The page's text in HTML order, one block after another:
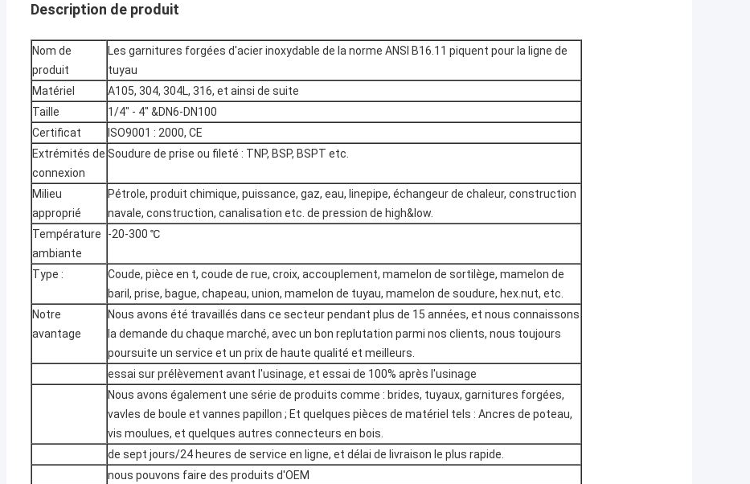
Description de produit
Nom de
produit
Les garnitures forgées d'acier inoxydable de la norme ANSI B16.11 piquent pour la ligne de
tuyau
Matériel
A105, 304, 304L, 316, et ainsi de suite
Taille
1/4" - 4" &DN6-DN100
Certificat
ISO9001 : 2000, CE
Extrémités de
connexion
Soudure de prise ou fileté : TNP, BSP, BSPT etc.
Milieu
approprié
Pétrole, produit chimique, puissance, gaz, eau, linepipe, échangeur de chaleur, construction
navale, construction, canalisation etc. de pression de high&low.
Température
ambiante
-20-300 ℃
Type :
Coude, pièce en t, coude de rue, croix, accouplement, mamelon de sortilège, mamelon de
baril, prise, bague, chapeau, union, mamelon de tuyau, mamelon de soudure, hex.nut, etc.
Notre
avantage
Nous avons été travaillés dans ce secteur pendant plus de 15 années, et nous connaissons
la demande du chaque marché, avec un bon replutation parmi nos clients, nous toujours
poursuite un service et un prix de haute qualité et meilleurs.
essai sur prélèvement avant l'usinage, et essai de 100% après l'usinage
Nous avons également une série de produits comme : brides, tuyaux, garnitures forgées,
vavles de boule et vannes papillon ; Et quelques pièces de matériel tels : Ancres de poteau,
vis moulues, et quelques autres connecteurs en bois.
de sept jours/24 heures de service en ligne, et délai de livraison le plus rapide.
nous pouvons faire des produits d'OEM